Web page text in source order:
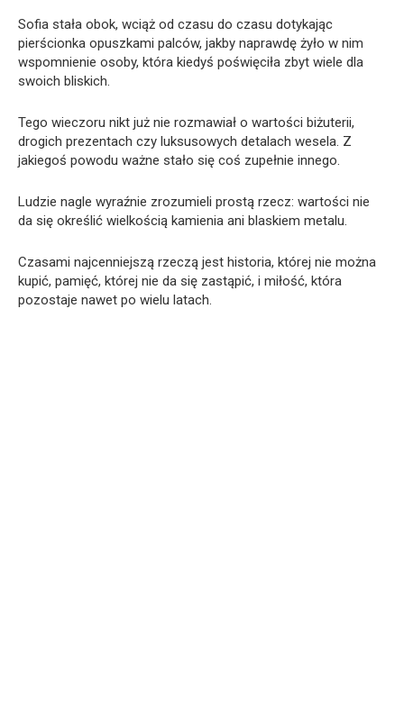
Sofia stała obok, wciąż od czasu do czasu dotykając
pierścionka opuszkami palców, jakby naprawdę żyło w nim
wspomnienie osoby, która kiedyś poświęciła zbyt wiele dla
swoich bliskich.
Tego wieczoru nikt już nie rozmawiał o wartości biżuterii,
drogich prezentach czy luksusowych detalach wesela. Z
jakiegoś powodu ważne stało się coś zupełnie innego.
Ludzie nagle wyraźnie zrozumieli prostą rzecz: wartości nie
da się określić wielkością kamienia ani blaskiem metalu.
Czasami najcenniejszą rzeczą jest historia, której nie można
kupić, pamięć, której nie da się zastąpić, i miłość, która
pozostaje nawet po wielu latach.